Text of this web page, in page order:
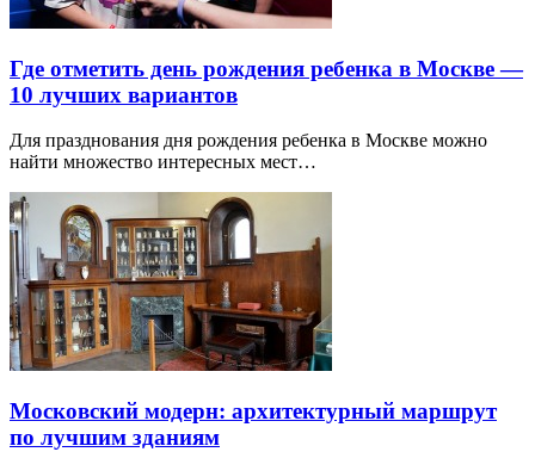
Где отметить день рождения ребенка в Москве —
10 лучших вариантов
Для празднования дня рождения ребенка в Москве можно
найти множество интересных мест…
Московский модерн: архитектурный маршрут
по лучшим зданиям